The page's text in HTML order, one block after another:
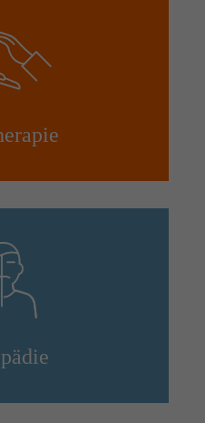
adipiscing elit.
Aenean massa. Cum sociis
montes, nascetur